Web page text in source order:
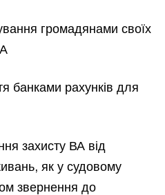
громадянами своїх
банками рахунків для
захисту ВА від
як у судовому
звернення до